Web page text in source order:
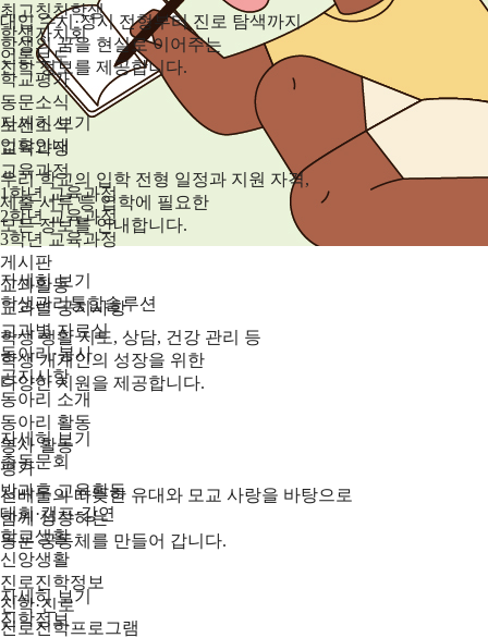
최고칭찬학생
학생자치회
언론보도
학교평가
동문소식
보건소식
교육과정
교육과정
1학년 교육과정
2학년 교육과정
3학년 교육과정
게시판
교과활동
교과별 공지사항
교과별 자료실
동아리·봉사
공지사항
동아리 소개
동아리 활동
봉사 활동
평가
방과후 교육활동
대회·캠프·강연
학교생활
신앙생활
진로진학정보
진학·진로
진로진학프로그램
대입 수시·정시 전형부터 진로 탐색까지
학생의 꿈을 현실로 이어주는
진학 정보를 제공합니다.
자세히 보기
입학안내
우리 학교의 입학 전형 일정과 지원 자격,
제출 서류 등 입학에 필요한
모든 정보를 안내합니다.
자세히 보기
학생관리통합솔루션
학생 생활 지도, 상담, 건강 관리 등
학생 개개인의 성장을 위한
다양한 지원을 제공합니다.
자세히 보기
총동문회
선배들의 따뜻한 유대와 모교 사랑을 바탕으로
함께 성장하는
동문 공동체를 만들어 갑니다.
자세히 보기
진학정보